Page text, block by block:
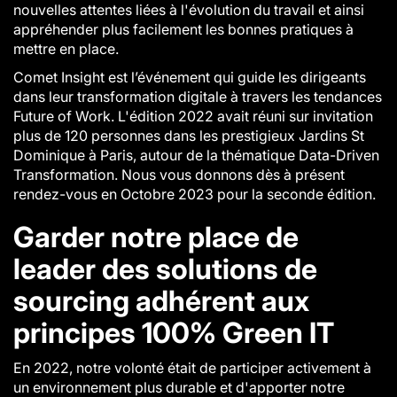
nouvelles attentes liées à l'évolution du travail et ainsi
appréhender plus facilement les bonnes pratiques à
mettre en place.
Comet Insight est l’événement qui guide les dirigeants
dans leur transformation digitale à travers les tendances
Future of Work. L'édition 2022 avait réuni sur invitation
plus de 120 personnes dans les prestigieux Jardins St
Dominique à Paris, autour de la thématique Data-Driven
Transformation. Nous vous donnons dès à présent
rendez-vous en Octobre 2023 pour la seconde édition.
Garder notre place de
leader des solutions de
sourcing adhérent aux
principes 100% Green IT
En 2022, notre volonté était de participer activement à
un environnement plus durable et d'apporter notre